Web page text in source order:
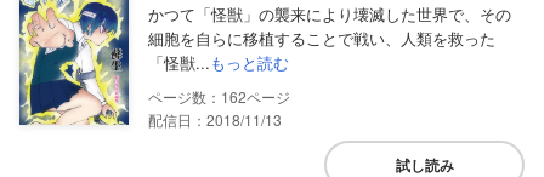
かつて「怪獣」の襲来により壊滅した世界で、その
細胞を自らに移植することで戦い、人類を救った
「怪獣...もっと読む
162
配信日：2018/11/13
試し読み